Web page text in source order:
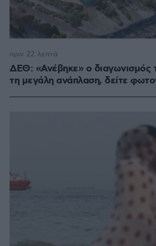
ΔΕΘ: «Ανέβηκε» ο διαγωνισμός
τη μεγάλη ανάπλαση, δείτε
πριν 22 λεπτά